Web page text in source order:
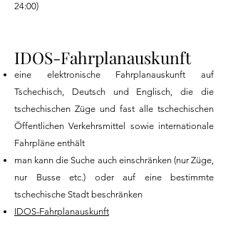
24:00)
IDOS-Fahrplanauskunft
eine elektronische Fahrplanauskunft auf
Tschechisch, Deutsch und Englisch, die die
tschechischen Züge und fast alle tschechischen
Öffentlichen Verkehrsmittel sowie internationale
Fahrpläne enthält
man kann die Suche auch einschränken (nur Züge,
nur Busse etc.) oder auf eine bestimmte
tschechische Stadt beschränken
IDOS-Fahrplanauskunft